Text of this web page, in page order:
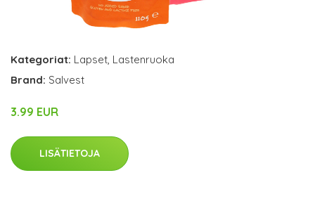
Kategoriat: Lapset, Lastenruoka
Brand: Salvest
3.99 EUR
LISÄTIETOJA